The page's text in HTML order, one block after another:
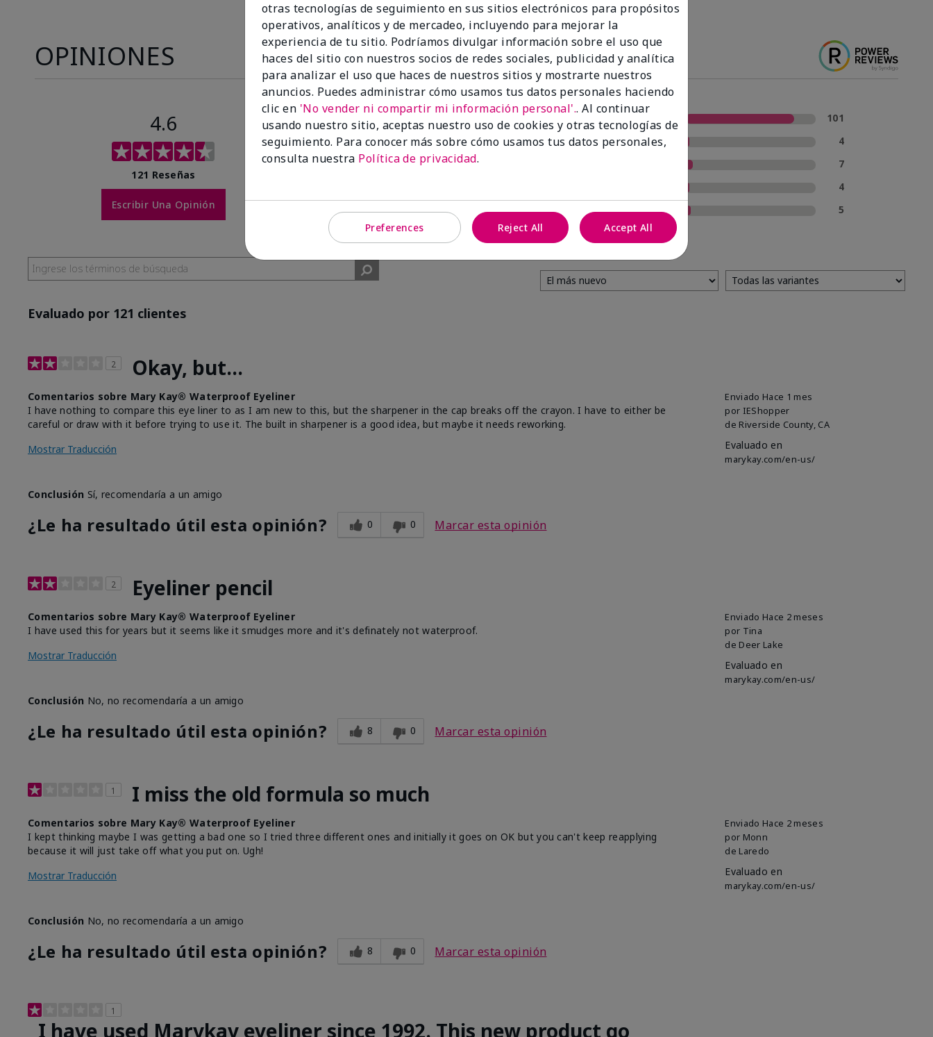
OPINIONES
4.6
121 Reseñas
Escribir Una Opinión
91%
amigo.
101
4 estrellas
4
7
4
1 estrella
5
Evaluado por 121 clientes
2 Okay, but...
Enviado Hace 1 mes
por IEShopper
de Riverside County, CA
Evaluado en
marykay.com/en-us/
Comentarios sobre Mary Kay® Waterproof Eyeliner
I have nothing to compare this eye liner to as I am new to this, but the sharpener in the cap breaks off the crayon. I have to either be
careful or draw with it before trying to use it. The built in sharpener is a good idea, but maybe it needs reworking.
Mostrar Traducción
Conclusión Sí, recomendaría a un amigo
¿Le ha resultado útil esta opinión? 0 0 Marcar esta opinión
2 Eyeliner pencil
Enviado Hace 2 meses
por Tina
de Deer Lake
Evaluado en
marykay.com/en-us/
Comentarios sobre Mary Kay® Waterproof Eyeliner
I have used this for years but it seems like it smudges more and it's definately not waterproof.
Mostrar Traducción
Conclusión No, no recomendaría a un amigo
¿Le ha resultado útil esta opinión? 8 0 Marcar esta opinión
1 I miss the old formula so much
Enviado Hace 2 meses
por Monn
de Laredo
Evaluado en
marykay.com/en-us/
Comentarios sobre Mary Kay® Waterproof Eyeliner
I kept thinking maybe I was getting a bad one so I tried three different ones and initially it goes on OK but you can't keep reapplying
because it will just take off what you put on. Ugh!
Mostrar Traducción
Conclusión No, no recomendaría a un amigo
¿Le ha resultado útil esta opinión? 8 0 Marcar esta opinión
1
I have used Marykay eyeliner since 1992. This new product go
otras tecnologías de seguimiento en sus sitios electrónicos para propósitos
operativos, analíticos y de mercadeo, incluyendo para mejorar la
experiencia de tu sitio. Podríamos divulgar información sobre el uso que
haces del sitio con nuestros socios de redes sociales, publicidad y analítica
para analizar el uso que haces de nuestros sitios y mostrarte nuestros
anuncios. Puedes administrar cómo usamos tus datos personales haciendo
clic en 'No vender ni compartir mi información personal'.. Al continuar
usando nuestro sitio, aceptas nuestro uso de cookies y otras tecnologías de
seguimiento. Para conocer más sobre cómo usamos tus datos personales,
consulta nuestra Política de privacidad.
Preferences Reject All Accept All